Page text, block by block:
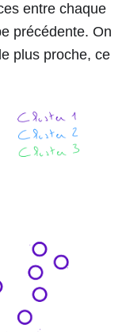
entre chaque
précédente. On
plus proche, ce